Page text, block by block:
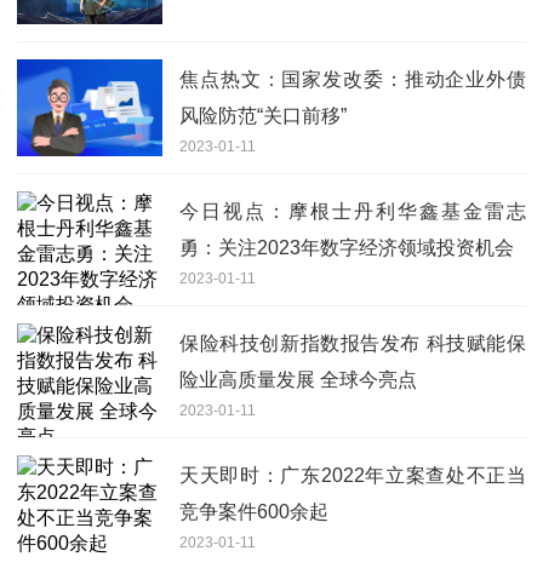
焦点热文：国家发改委：推动企业外债
风险防范“关口前移”
2023-01-11
今日视点：摩根士丹利华鑫基金雷志
勇：关注2023年数字经济领域投资机会
2023-01-11
保险科技创新指数报告发布 科技赋能保
险业高质量发展 全球今亮点
2023-01-11
天天即时：广东2022年立案查处不正当
竞争案件600余起
2023-01-11